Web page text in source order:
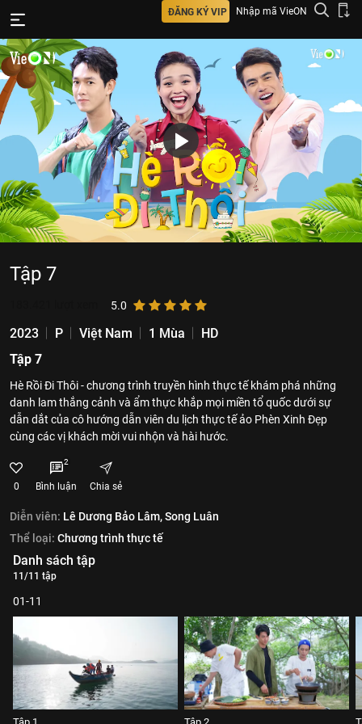
ĐĂNG KÝ VIP Nhập mã VieON
Tập 7
5.0
2023 P Việt Nam 1 Mùa
HD
Tập 7
Hè Rồi Đi Thôi - chương trình truyền hình thực tế khám phá những
danh lam thắng cảnh và ẩm thực khắp mọi miền tổ quốc dưới sự
dẫn dắt của cô hướng dẫn viên du lịch thực tế ảo Phèn Xinh Đẹp
cùng các vị khách mời vui nhộn và hài hước.
0
2
Bình luận Chia sẻ
Diễn viên: Lê Dương Bảo Lâm,Song Luân
Thể loại: Chương trình thực tế
Danh sách tập
11/11 tập
01-11